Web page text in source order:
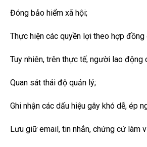
Đóng bảo hiểm xã hội;
Thực hiện các quyền lợi theo hợp đồng
Tuy nhiên, trên thực tế, người lao động
Quan sát thái độ quản lý;
Ghi nhận các dấu hiệu gây khó dễ, ép
Lưu giữ email, tin nhắn, chứng cứ làm